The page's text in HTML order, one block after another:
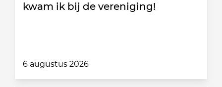
kwam ik bij de vereniging!
6 augustus 2026